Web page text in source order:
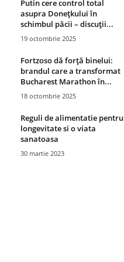
Putin cere control total
asupra Donețkului în
schimbul păcii – discuții...
19 octombrie 2025
Fortzoso dă forță binelui:
brandul care a transformat
Bucharest Marathon în...
18 octombrie 2025
Reguli de alimentatie pentru
longevitate si o viata
sanatoasa
30 martie 2023